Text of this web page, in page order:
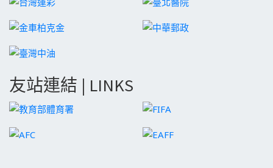
友站連結 | LINKS